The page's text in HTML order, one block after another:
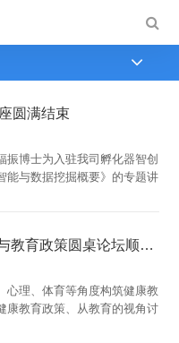
圆满结束
振博士为入驻我司孵化器智创
能与数据挖掘概要》的专题讲
“健康中国，教育先行” 公共健康与教育政策圆桌论坛顺利举行
心理、体育等角度构筑健康教
康教育政策、从教育的视角讨